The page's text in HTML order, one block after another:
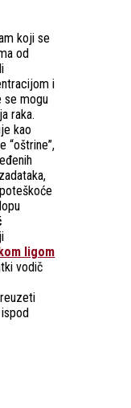
koji se
od
i
se mogu
raka.
kao
“oštrine”,
ligom
vodič